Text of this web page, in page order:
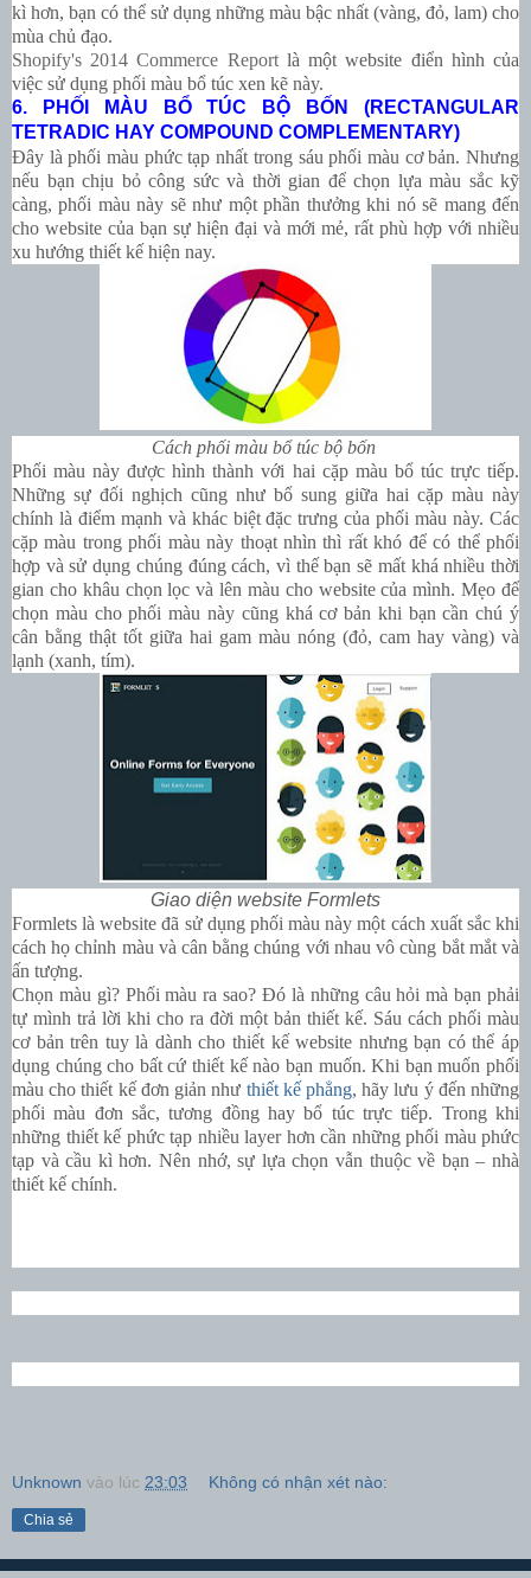
kì hơn, bạn có thể sử dụng những màu bậc nhất (vàng, đỏ, lam) cho
mùa chủ đạo.
Shopify's 2014 Commerce Reportlà một website điển hình của
việc sử dụng phối màu bổ túc xen kẽ này.
6. PHỐI MÀU BỔ TÚC BỘ BỐN (RECTANGULAR
TETRADIC HAY COMPOUND COMPLEMENTARY)
Đây là phối màu phức tạp nhất trong sáu phối màu cơ bản. Nhưng
nếu bạn chịu bỏ công sức và thời gian để chọn lựa màu sắc kỹ
càng, phối màu này sẽ như một phần thưởng khi nó sẽ mang đến
cho website của bạn sự hiện đại và mới mẻ, rất phù hợp với nhiều
xu hướng thiết kế hiện nay.
Cách phối màu bổ túc bộ bốn
Phối màu này được hình thành với hai cặp màu bổ túc trực tiếp.
Những sự đối nghịch cũng như bổ sung giữa hai cặp màu này
chính là điểm mạnh và khác biệt đặc trưng của phối màu này. Các
cặp màu trong phối màu này thoạt nhìn thì rất khó để có thể phối
hợp và sử dụng chúng đúng cách, vì thế bạn sẽ mất khá nhiều thời
gian cho khâu chọn lọc và lên màu cho website của mình. Mẹo để
chọn màu cho phối màu này cũng khá cơ bản khi bạn cần chú ý
cân bằng thật tốt giữa hai gam màu nóng (đỏ, cam hay vàng) và
lạnh (xanh, tím).
Giao diện website Formlets
Formlets là website đã sử dụng phối màu này một cách xuất sắc khi
cách họ chỉnh màu và cân bằng chúng với nhau vô cùng bắt mắt và
ấn tượng.
Chọn màu gì? Phối màu ra sao? Đó là những câu hỏi mà bạn phải
tự mình trả lời khi cho ra đời một bản thiết kế. Sáu cách phối màu
cơ bản trên tuy là dành cho thiết kế website nhưng bạn có thể áp
dụng chúng cho bất cứ thiết kế nào bạn muốn. Khi bạn muốn phối
màu cho thiết kế đơn giản như thiết kế phẳng, hãy lưu ý đến những
phối màu đơn sắc, tương đồng hay bổ túc trực tiếp. Trong khi
những thiết kế phức tạp nhiều layer hơn cần những phối màu phức
tạp và cầu kì hơn. Nên nhớ, sự lựa chọn vẫn thuộc về bạn – nhà
thiết kế chính.
Unknown vào lúc 23:03 Không có nhận xét nào:
Chia sẻ